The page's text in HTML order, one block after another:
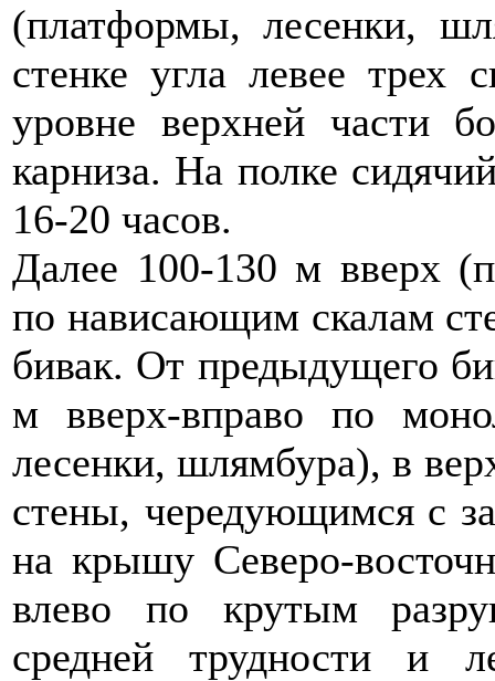
(платформы, лесенки,
стенке угла левее трех
уровне верхней части
карниза. На полке
16-20 часов.
Далее 100-130 м вверх
по нависающим скалам
бивак. От предыдущего
м вверх-вправо по
лесенки, шлямбура), в
стены, чередующимся с
на крышу Северо-
влево по крутым
средней трудности и